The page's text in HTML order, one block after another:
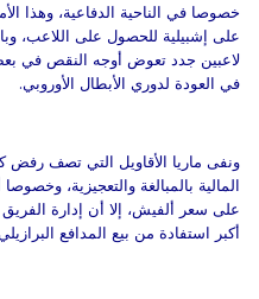
خصوصا في الناحية الدفاعية، وهذا
على إشبيلية للحصول على اللاعب،
لاعبين جدد تعوض أوجه النقص في
في العودة لدوري الأبطال الأوروبي.
ونفى ماريا الأقاويل التي تصف رفض
المالية بالمبالغة والتعجيزية،
على سعر ألفيش، إلا أن إدارة
أكبر استفادة من بيع المدافع